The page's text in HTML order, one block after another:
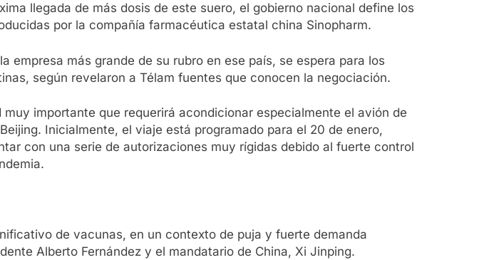
llegada de más dosis de este suero, el gobierno nacional define los
por la compañía farmacéutica estatal china Sinopharm.
empresa más grande de su rubro en ese país, se espera para los
según revelaron a Télam fuentes que conocen la negociación.
importante que requerirá acondicionar especialmente el avión de
Inicialmente, el viaje está programado para el 20 de enero,
con una serie de autorizaciones muy rígidas debido al fuerte control
de vacunas, en un contexto de puja y fuerte demanda
Alberto Fernández y el mandatario de China, Xi Jinping.